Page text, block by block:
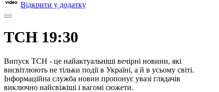
Відкрити у додатку
ТСН 19:30
Випуск ТСН - це найактуальніші вечірні новини, які
висвітлюють не тільки події в Україні, а й в усьому світі.
Інформаційна служба новин пропонує увазі глядачів
виключно найсвіжіші і вагомі сюжети.